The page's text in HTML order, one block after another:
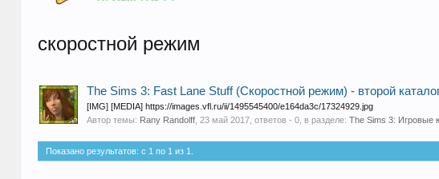
скоростной режим
The Sims 3: Fast Lane Stuff (Скоростной режим) - второй
[IMG] [MEDIA] https://images.vfl.ru/ii/1495545400/e164da3c/17324929.jpg
Автор темы: Rany Randolff, 23 май 2017, ответов - 0, в разделе: The Sims 3: Игровые
Показано результатов: с 1 по 1 из 1.